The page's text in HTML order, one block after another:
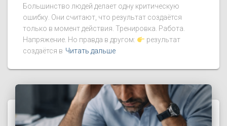
Большинство людей делает одну критическую
ошибку. Они считают, что результат создаётся
только в момент действия. Тренировка. Работа.
Напряжение. Но правда в другом:
результат
создаётся в Читать дальше